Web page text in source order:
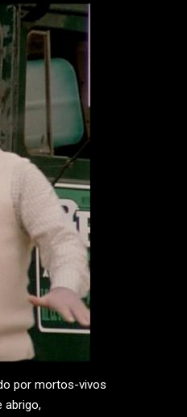
por mortos-vivos
abrigo,